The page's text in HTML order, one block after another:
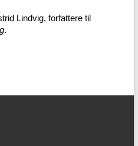
Lindvig, forfattere til
.